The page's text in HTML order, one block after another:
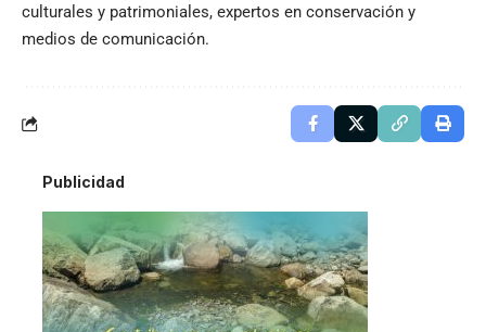
culturales y patrimoniales, expertos en conservación y
medios de comunicación.
Publicidad